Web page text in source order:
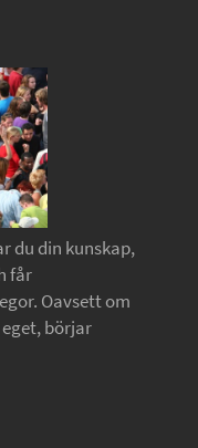
du din kunskap,
får
Oavsett om
börjar